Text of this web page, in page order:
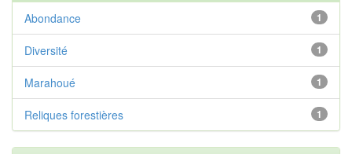
1
Abondance
1
Diversité
1
Marahoué
1
Reliques forestières